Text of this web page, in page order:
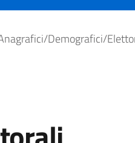
Demografici/